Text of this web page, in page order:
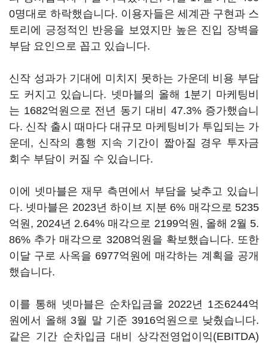
0명대로 하락했습니다. 이용자들은 세계관 구현과 스
토리에 긍정적인 반응을 보였지만 높은 진입 장벽을
부담 요인으로 꼽고 있습니다.
신작 성과가 기대에 미치지 못하는 가운데 비용 부담
도 커지고 있습니다. 넷마블의 올해 1분기 마케팅비
는 1682억원으로 전년 동기 대비 47.3% 증가했습니
다. 신작 출시 때마다 대규모 마케팅비가 투입되는 가
운데, 신작의 흥행 지속 기간이 짧아질 경우 투자금
회수 부담이 커질 수 있습니다.
이에 넷마블은 재무 측면에서 부담을 낮추고 있습니
다. 넷마블은 2023년 하이브 지분 6% 매각으로 5235
억원, 2024년 2.64% 매각으로 2199억원, 올해 2월 5.
86% 추가 매각으로 3208억원을 확보했습니다. 또한
이달 구로 사옥을 6977억원에 매각하는 계획을 공개
했습니다.
이를 통해 넷마블은 순차입금을 2022년 1조6244억
원에서 올해 3월 말 기준 3916억원으로 낮췄습니다.
같은 기간 순차입금 대비 상각전영업이익(EBITDA)